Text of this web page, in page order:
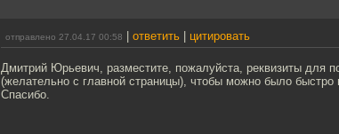
отправлено 27.04.17 00:58 ответить цитировать
Дмитрий Юрьевич, разместите, пожалуйста, реквизиты для
(желательно с главной страницы), чтобы можно было быстро
Спасибо.